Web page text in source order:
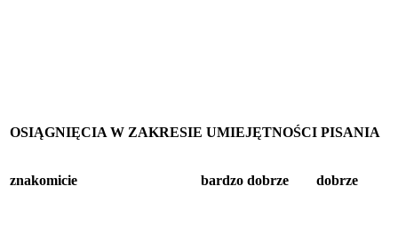
OSIĄGNIĘCIA W ZAKRESIE UMIEJĘTNOŚCI PISANIA
znakomicie bardzo dobrze dobrze